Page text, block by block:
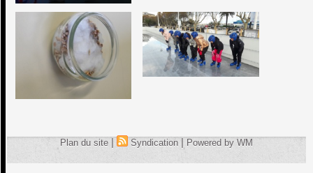
Plan du site | Syndication | Powered by WM